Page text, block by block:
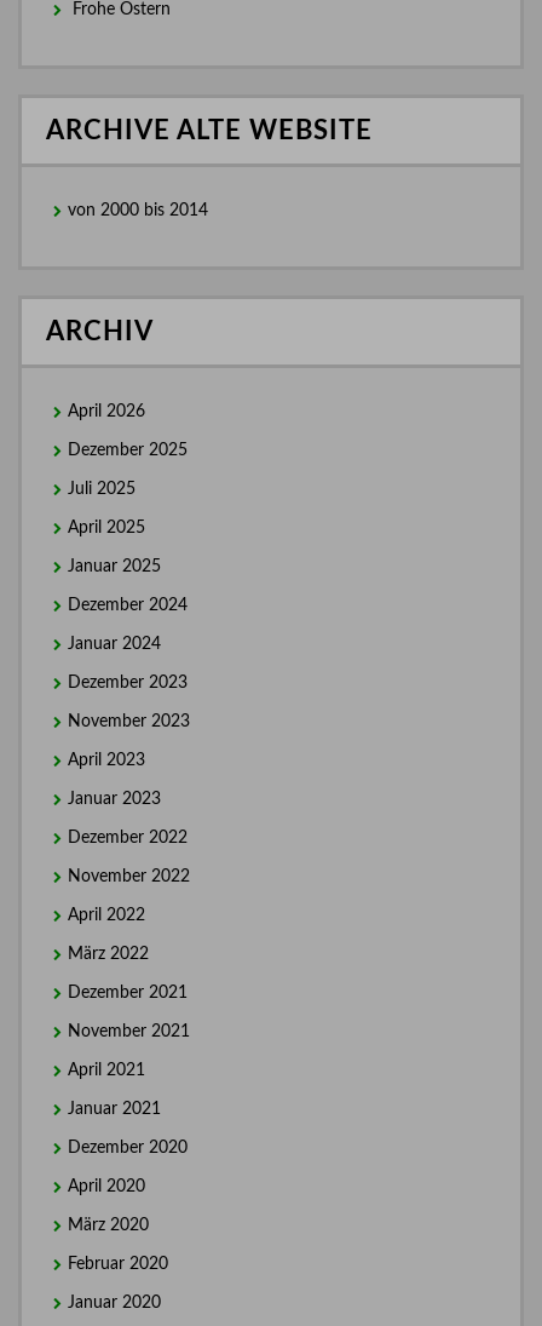
Frohe Ostern
ARCHIVE ALTE WEBSITE
von 2000 bis 2014
ARCHIV
April 2026
Dezember 2025
Juli 2025
April 2025
Januar 2025
Dezember 2024
Januar 2024
Dezember 2023
November 2023
April 2023
Januar 2023
Dezember 2022
November 2022
April 2022
März 2022
Dezember 2021
November 2021
April 2021
Januar 2021
Dezember 2020
April 2020
März 2020
Februar 2020
Januar 2020